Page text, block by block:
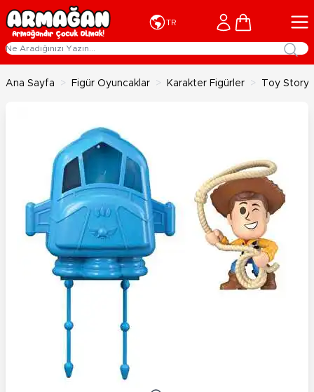
İçeriğe geç
TR Cart
Ana Sayfa > Figür Oyuncaklar > Karakter Figürler > Toy Story